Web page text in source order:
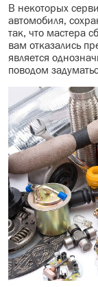
В некоторых
автомобиля,
так, что мастера
вам отказались
является
поводом